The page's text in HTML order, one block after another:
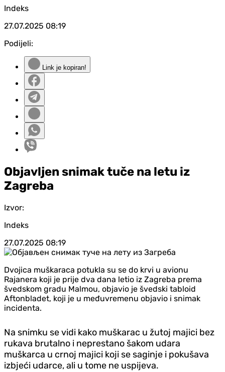
Indeks
27.07.2025 08:19
Podijeli:
Link je kopiran!
Objavljen snimak tuče na letu iz
Zagreba
Izvor:
Indeks
27.07.2025 08:19
Dvojica muškaraca potukla su se do krvi u avionu
Rajanera koji je prije dva dana letio iz Zagreba prema
švedskom gradu Malmou, objavio je švedski tabloid
Aftonbladet, koji je u međuvremenu objavio i snimak
incidenta.
Na snimku se vidi kako muškarac u žutoj majici bez
rukava brutalno i neprestano šakom udara
muškarca u crnoj majici koji se saginje i pokušava
izbjeći udarce, ali u tome ne uspijeva.